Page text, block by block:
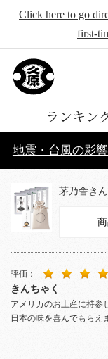
Click here to go
first-
ランキン
地震・台風の影
茅乃舎き
評価：
きんちゃく
アメリカのお土産に持参
日本の味を喜んでもらえ